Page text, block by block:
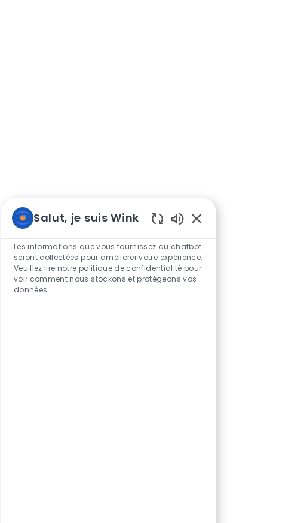
Salut, je suis Wink
de
chatbot
activés
Les informations que vous fournissez au chatbot
seront collectées pour améliorer votre expérience.
Veuillez lire notre politique de confidentialité pour
voir comment nous stockons et protégeons vos
données